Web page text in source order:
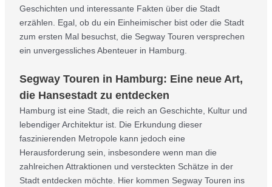
Geschichten und interessante Fakten über die Stadt
erzählen. Egal, ob du ein Einheimischer bist oder die Stadt
zum ersten Mal besuchst, die Segway Touren versprechen
ein unvergessliches Abenteuer in Hamburg.
Segway Touren in Hamburg: Eine neue Art,
die Hansestadt zu entdecken
Hamburg ist eine Stadt, die reich an Geschichte, Kultur und
lebendiger Architektur ist. Die Erkundung dieser
faszinierenden Metropole kann jedoch eine
Herausforderung sein, insbesondere wenn man die
zahlreichen Attraktionen und versteckten Schätze in der
Stadt entdecken möchte. Hier kommen Segway Touren ins